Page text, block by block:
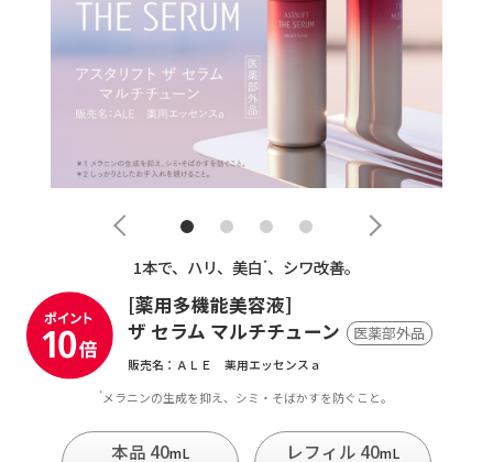
1本で、ハリ、美白*、シワ改善。
[薬用多機能美容液]
ザ セラム マルチチューン
医薬部外品
販売名：ＡＬＥ 薬用エッセンスａ
* メラニンの生成を抑え、シミ・そばかすを防ぐこと。
本品 40mL レフィル 40mL